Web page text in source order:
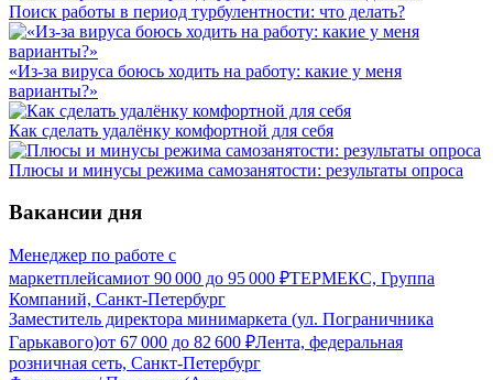
Поиск работы в период турбулентности: что делать?
«Из-за вируса боюсь ходить на работу: какие у меня
варианты?»
Как сделать удалёнку комфортной для себя
Плюсы и минусы режима самозанятости: результаты опроса
Вакансии дня
Менеджер по работе с
маркетплейсамиот 90 000 до 95 000 ₽ТЕРМЕКС, Группа
Компаний, Санкт-Петербург
Заместитель директора минимаркета (ул. Пограничника
Гарькавого)от 67 000 до 82 600 ₽Лента, федеральная
розничная сеть, Санкт-Петербург